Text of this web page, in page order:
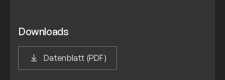
Downloads
Datenblatt (PDF)